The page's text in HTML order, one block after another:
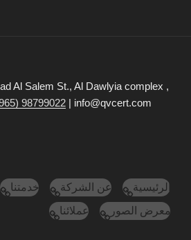
Al Salem St., Al Dawlyia complex ,
98799022 | info@qvcert.com
الرئيسية عن الشركة خدمتنا
معرض الصور
عملائنا